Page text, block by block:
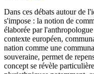
Dans ces débats autour de
s'impose : la notion de
élaborée par
contexte européen,
nation comme une
souveraine, permet de
concept se révèle